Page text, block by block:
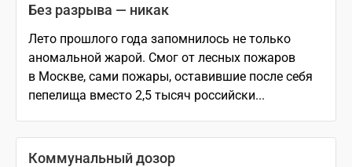
Без разрыва — никак
Лето прошлого года запомнилось не только
аномальной жарой. Смог от лесных пожаров
в Москве, сами пожары, оставившие после себя
пепелища вместо 2,5 тысяч российски...
Коммунальный дозор